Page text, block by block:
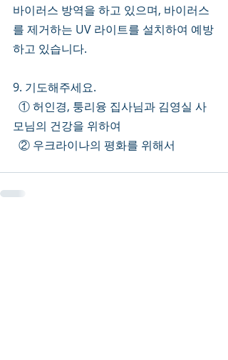
바이러스 방역을 하고 있으며, 바이러스
를 제거하는 UV 라이트를 설치하여 예방
하고 있습니다.
9. 기도해주세요.
모님의 건강을 위하여
  ② 우크라이나의 평화를 위해서